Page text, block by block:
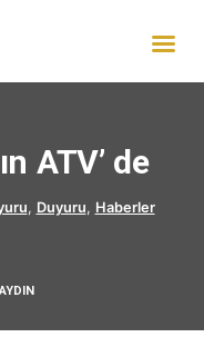
ATV’ de
, Duyuru, Haberler